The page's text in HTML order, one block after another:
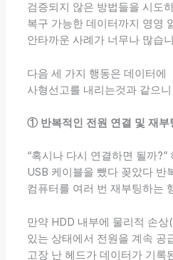
검증되지 않은 방법들을 시도
복구 가능한 데이터까지 영영
안타까운 사례가 너무나 많습
다음 세 가지 행동은 데이터에
사형선고를 내리는것과 같으
① 반복적인 전원 연결 및 재부
“혹시나 다시 연결하면 될까?”
USB 케이블을 뺐다 꽂았다 반
컴퓨터를 여러 번 재부팅하는
만약 HDD 내부에 물리적 손상
있는 상태에서 전원을 계속 공
고장 난 헤드가 데이터가 기록